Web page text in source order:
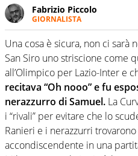
Fabrizio Piccolo
GIORNALISTA
Nella sua carriera ha
sportive e collaborato con
competenza, conoscenza
prevalentemente di calcio
Una cosa è sicura, non ci sarà
San Siro uno striscione come
all’Olimpico per Lazio-Inter e
recitava “Oh nooo” e fu
nerazzurro di Samuel. La
i “rivali” per evitare che lo
Ranieri e i nerazzurri
accondiscendente in una